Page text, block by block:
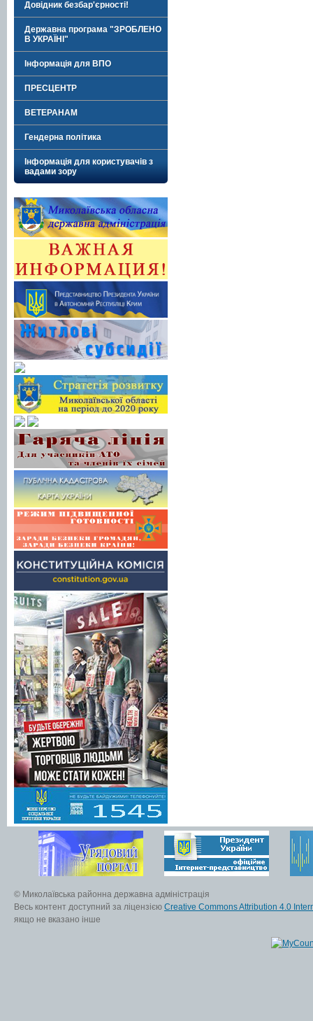
Довідник безбар'єрності!
Державна програма "ЗРОБЛЕНО
В УКРАЇНІ"
Інформація для ВПО
ПРЕСЦЕНТР
ВЕТЕРАНАМ
Гендерна політика
Інформація для користувачів з
вадами зору
© Миколаївська районна державна адміністрація
Весь контент доступний за ліцензією Creative Commons Attribution 4.0
якщо не вказано інше